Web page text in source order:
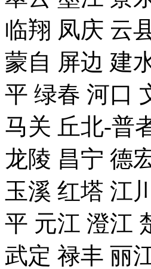
临翔 凤庆 云
蒙自 屏边 建
平 绿春 河口
马关 丘北-普
龙陵 昌宁 德
玉溪 红塔 江
平 元江 澄江
武定 禄丰 丽